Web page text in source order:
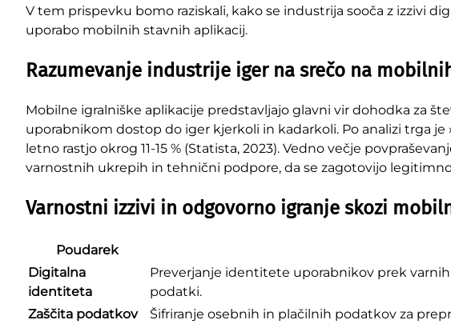
V tem prispevku bomo raziskali, kako se industrija sooča z izzivi
uporabo mobilnih stavnih aplikacij.
Razumevanje industrije iger na srečo na
Mobilne igralniške aplikacije predstavljajo glavni vir dohodka za
uporabnikom dostop do iger kjerkoli in kadarkoli. Po analizi trga je
letno rastjo okrog 11-15 % (Statista, 2023). Vedno večje
varnostnih ukrepih in tehnični podpore, da se zagotovijo
Varnostni izzivi in odgovorno igranje skozi
Poudarek
Digitalna
identiteta
Preverjanje identitete uporabnikov prek
podatki.
Zaščita podatkov
Šifriranje osebnih in plačilnih podatkov za